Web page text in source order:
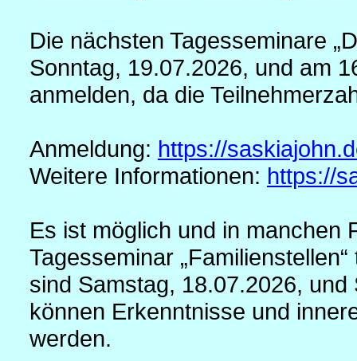
Die nächsten Tagesseminare
Sonntag, 19.07.2026, und am
anmelden, da die
Anmeldung: https://
Weitere Informationen: https://
Es ist möglich und in manchen
Tagesseminar
sind Samstag, 18.07.2026,
können Erkenntnisse und
werden.